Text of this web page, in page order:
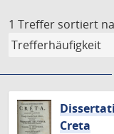
1 Treffer sortiert
Creta